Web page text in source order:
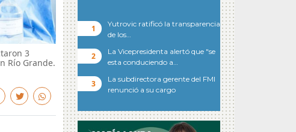
3
Río Grande.
Yutrovic ratificó la transparencia
de los…
La Vicepresidenta alertó que "se
esta conduciendo a…
La subdirectora gerente del FMI
renunció a su cargo